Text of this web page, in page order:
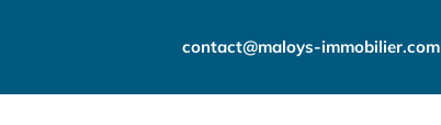
contact@maloys-immobilier.com